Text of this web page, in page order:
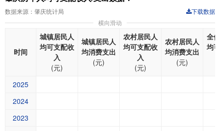
数据来源：肇庆统计局
下载数据
横向滑动
时间
城镇居民人
均可支配收
入
(元)
城镇居民人
均消费支出
(元)
农村居民人
均可支配收
入
(元)
农村居民人
均消费支出
(元)
全
均
2025
2024
2023